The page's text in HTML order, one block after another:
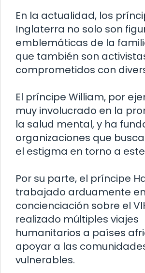
En la actualidad, los
Inglaterra no solo son
emblemáticas de la
que también son
comprometidos con
El príncipe William, por
muy involucrado en la
la salud mental, y ha
organizaciones que
el estigma en torno a
Por su parte, el príncipe
trabajado arduamente
concienciación sobre el
realizado múltiples viajes
humanitarios a países
apoyar a las
vulnerables.